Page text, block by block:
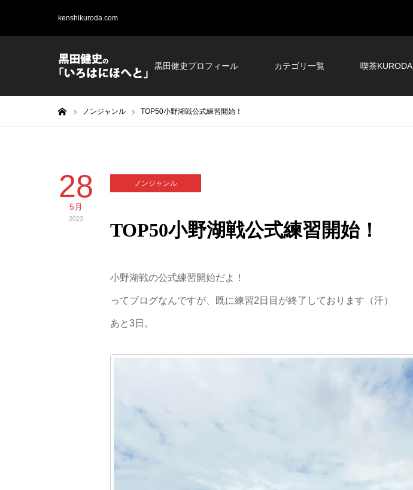
kenshikuroda.com
黒田健史プロフィール カテゴリ一覧 喫茶KURODA
ノンジャンル TOP50小野湖戦公式練習開始！
28
5月
2023
ノンジャンル
TOP50小野湖戦公式練習開始！
小野湖戦の公式練習開始だよ！
ってブログなんですが、既に練習2日目が終了しております（汗）
あと3日。